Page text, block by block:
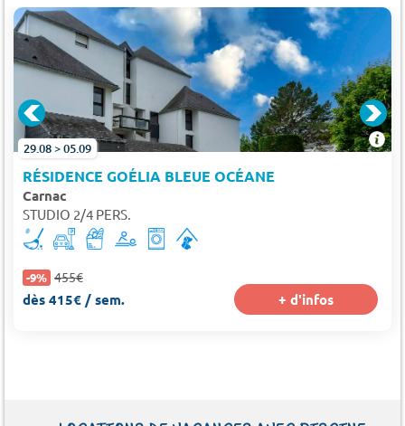
29.08 > 05.09
RÉSIDENCE GOÉLIA BLEUE OCÉANE
Carnac
STUDIO 2/4 PERS.
-9% 455€
dès 415€ / sem. + d'infos